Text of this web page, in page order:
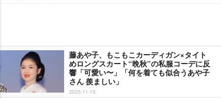
藤あや子、もこもこカーディガン×タイト
めロングスカート“晩秋”の私服コーデに反
響「可愛い〜」「何を着ても似合うあや子
さん 羨ましい」
2025-11-15